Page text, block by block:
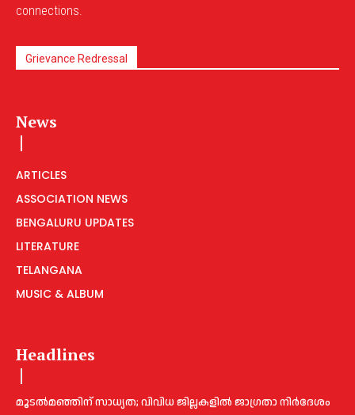
connections.
Grievance Redressal
News
ARTICLES
ASSOCIATION NEWS
BENGALURU UPDATES
LITERATURE
TELANGANA
MUSIC & ALBUM
Headlines
മൂടൽമഞ്ഞിന് സാധ്യത; വിവിധ ജില്ലകളിൽ ജാഗ്രതാ നിർദേശം